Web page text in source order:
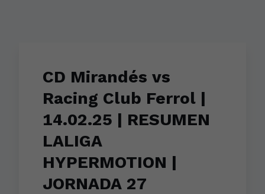
CD Mirandés vs
Racing Club Ferrol |
14.02.25 | RESUMEN
LALIGA
HYPERMOTION |
JORNADA 27